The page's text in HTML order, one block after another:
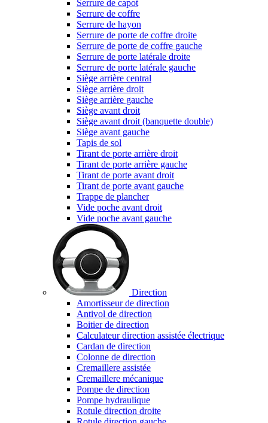
Serrure de capot
Serrure de coffre
Serrure de hayon
Serrure de porte de coffre droite
Serrure de porte de coffre gauche
Serrure de porte latérale droite
Serrure de porte latérale gauche
Siège arrière central
Siège arrière droit
Siège arrière gauche
Siège avant droit
Siège avant droit (banquette double)
Siège avant gauche
Tapis de sol
Tirant de porte arrière droit
Tirant de porte arrière gauche
Tirant de porte avant droit
Tirant de porte avant gauche
Trappe de plancher
Vide poche avant droit
Vide poche avant gauche
Direction
Amortisseur de direction
Antivol de direction
Boitier de direction
Calculateur direction assistée électrique
Cardan de direction
Colonne de direction
Cremaillere assistée
Cremaillere mécanique
Pompe de direction
Pompe hydraulique
Rotule direction droite